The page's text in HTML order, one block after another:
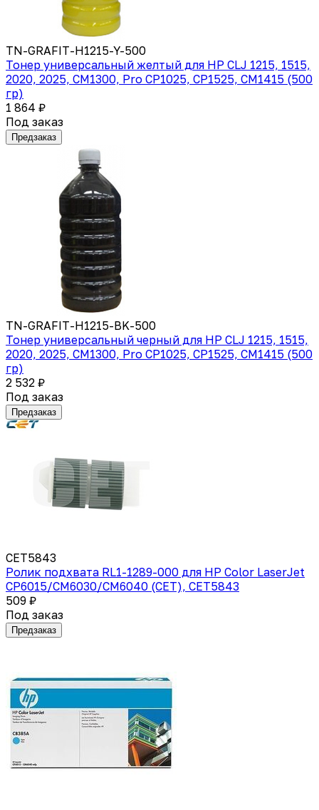
TN-GRAFIT-H1215-Y-500
Тонер универсальный желтый для HP CLJ 1215, 1515,
2020, 2025, CM1300, Pro CP1025, CP1525, CM1415 (500
гр)
1 864 ₽
Под заказ
Предзаказ
TN-GRAFIT-H1215-BK-500
Тонер универсальный черный для HP CLJ 1215, 1515,
2020, 2025, CM1300, Pro CP1025, CP1525, CM1415 (500
гр)
2 532 ₽
Под заказ
Предзаказ
CET5843
Ролик подхвата RL1-1289-000 для HP Color LaserJet
CP6015/CM6030/CM6040 (CET), CET5843
509 ₽
Под заказ
Предзаказ